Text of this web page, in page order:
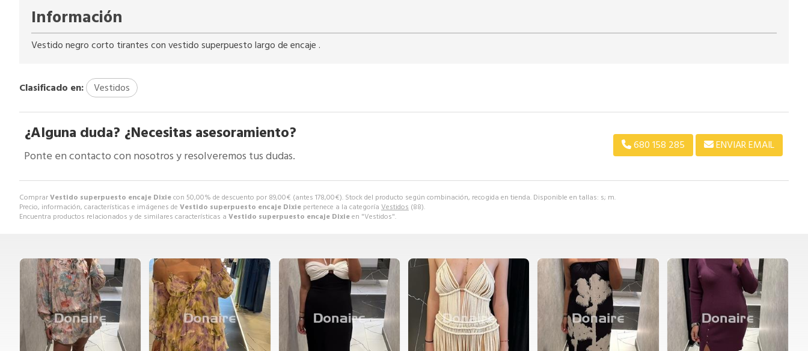
ComprarVestido superpuesto encaje Dixiecon 50,00% de descuento por 89,00€ (antes 178,00€). Stock del producto según combinación, recogida en tienda. Disponible en tallas: s; m.
Precio, información, características e imágenes de Vestido superpuesto encaje Dixie pertenece a la categoría Vestidos (88).
Encuentra productos relacionados y de similares características a Vestido superpuesto encaje Dixieen "Vestidos".
Información
Vestido negro corto tirantes con vestido superpuesto largo de encaje .
Clasificado en: Vestidos
¿Alguna duda? ¿Necesitas asesoramiento?
Ponte en contacto con nosotros y resolveremos tus dudas.
680 158 285 ENVIAR EMAIL